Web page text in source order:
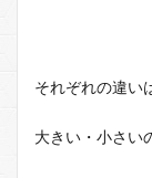
それぞれの違い
大きい・小さい